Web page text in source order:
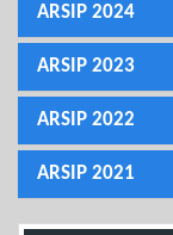
ARSIP 2024
ARSIP 2023
ARSIP 2022
ARSIP 2021